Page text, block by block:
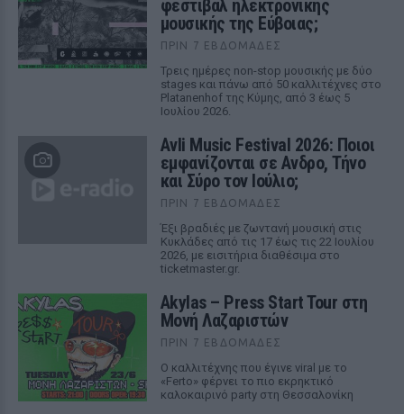
φεστιβάλ ηλεκτρονικής
μουσικής της Εύβοιας;
ΠΡΙΝ 7 ΕΒΔΟΜΆΔΕΣ
Τρεις ημέρες non-stop μουσικής με δύο
stages και πάνω από 50 καλλιτέχνες στο
Platanenhof της Κύμης, από 3 έως 5
Ιουλίου 2026.
Avli Music Festival 2026: Ποιοι
εμφανίζονται σε Ανδρο, Τήνο
και Σύρο τον Ιούλιο;
ΠΡΙΝ 7 ΕΒΔΟΜΆΔΕΣ
Έξι βραδιές με ζωντανή μουσική στις
Κυκλάδες από τις 17 έως τις 22 Ιουλίου
2026, με εισιτήρια διαθέσιμα στο
ticketmaster.gr.
Akylas – Press Start Tour στη
Μονή Λαζαριστών
ΠΡΙΝ 7 ΕΒΔΟΜΆΔΕΣ
Ο καλλιτέχνης που έγινε viral με το
«Ferto» φέρνει το πιο εκρηκτικό
καλοκαιρινό party στη Θεσσαλονίκη